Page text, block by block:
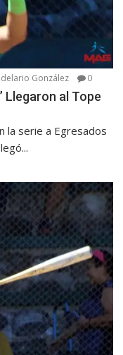
González 0
Llegaron al Tope
la serie a Egresados